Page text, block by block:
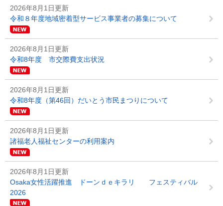
2026年8月1日更新
令和８年度地域密着型サービス事業者の募集について
2026年8月1日更新
令和8年度 市交際費支出状況
2026年8月1日更新
令和8年度（第46回）だいとう市民まつりについて
2026年8月1日更新
諸福老人福祉センターの利用案内
2026年8月1日更新
Osaka女性活躍推進 ドーンｄｅキラリ フェスティバル
2026